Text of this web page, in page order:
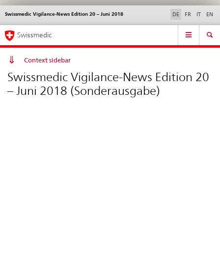
Direktnavigation
News,
Rechtsgrundlagen,
Kontakt
News & Updates Kontakt | Support & Hilfe
Swissmedic Vigilance-News Edition 20 – Juni 2018
Sprachwahl DE FR IT EN
Service
Hauptnavigation
Swissmedic
Context sidebar
Swissmedic Vigilance-News Edition 20
– Juni 2018 (Sonderausgabe)